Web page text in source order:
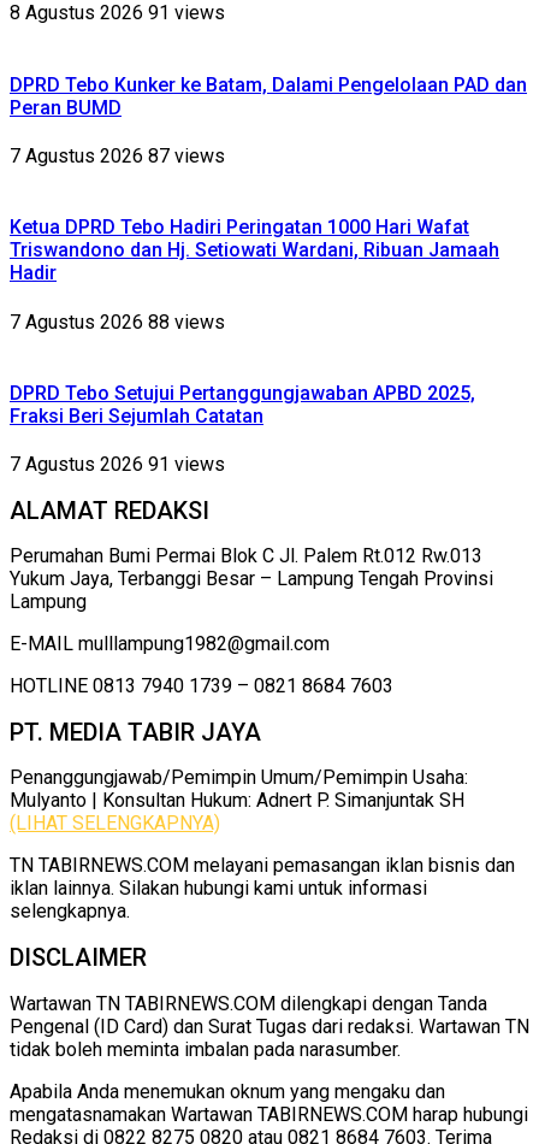
8 Agustus 2026 91 views
DPRD Tebo Kunker ke Batam, Dalami Pengelolaan PAD dan
Peran BUMD
7 Agustus 2026 87 views
Ketua DPRD Tebo Hadiri Peringatan 1000 Hari Wafat
Triswandono dan Hj. Setiowati Wardani, Ribuan Jamaah
Hadir
7 Agustus 2026 88 views
DPRD Tebo Setujui Pertanggungjawaban APBD 2025,
Fraksi Beri Sejumlah Catatan
7 Agustus 2026 91 views
ALAMAT REDAKSI
Perumahan Bumi Permai Blok C Jl. Palem Rt.012 Rw.013
Yukum Jaya, Terbanggi Besar – Lampung Tengah Provinsi
Lampung
E-MAIL mulllampung1982@gmail.com
HOTLINE 0813 7940 1739 – 0821 8684 7603
PT. MEDIA TABIR JAYA
Penanggungjawab/Pemimpin Umum/Pemimpin Usaha:
Mulyanto | Konsultan Hukum: Adnert P. Simanjuntak SH
(LIHAT SELENGKAPNYA)
TN TABIRNEWS.COM melayani pemasangan iklan bisnis dan
iklan lainnya. Silakan hubungi kami untuk informasi
selengkapnya.
DISCLAIMER
Wartawan TN TABIRNEWS.COM dilengkapi dengan Tanda
Pengenal (ID Card) dan Surat Tugas dari redaksi. Wartawan TN
tidak boleh meminta imbalan pada narasumber.
Apabila Anda menemukan oknum yang mengaku dan
mengatasnamakan Wartawan TABIRNEWS.COM harap hubungi
Redaksi di 0822 8275 0820 atau 0821 8684 7603. Terima